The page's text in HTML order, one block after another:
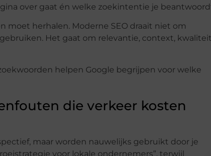
over gaat én welke zoekintentie je
herhalen. Moderne SEO draait niet om
Het gaat om relevantie, context,
helpen Google begrijpen voor welke
die verkeer kosten
maar worden nauwelijks gebruikt door je
voor lokale ondernemers”, terwijl